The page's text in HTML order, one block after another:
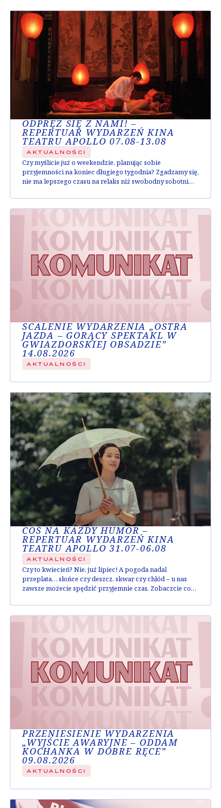
ODPRĘŻ SIĘ Z NAMI! –
REPERTUAR WYDARZEŃ KINA
TEATRU APOLLO 07.08-13.08
AKTUALNOŚCI
Czy myślicie już o weekendzie, planując sobie
przyjemności na koniec długiego tygodnia? Zgadzamy się,
nie ma lepszego czasu na relaks niż swobodny sobotni
spędzić ten czas! U nas w Apollo jest wszystko, czego
możecie potrzebować – zabawne komedie, wzruszające
SCALENIE WYDARZENIA „OSTRA
JAZDA – GORĄCY SPEKTAKL W
GWIAZDORSKIEJ OBSADZIE”
14.08.2026
AKTUALNOŚCI
COŚ NA KAŻDY HUMOR –
REPERTUAR WYDARZEŃ KINA
TEATRU APOLLO 31.07-06.08
AKTUALNOŚCI
Czy to kwiecień? Nie, już lipiec! A pogoda nadal
przeplata… słońce czy deszcz, skwar czy chłód – u nas
zawsze możecie spędzić przyjemnie czas. Zobaczcie co
wrażeń, od komedii do głębokich wzruszeń. Wszystko,
czego dusza zapragnie! Spis treści Teatr każdego dnia Od
PRZENIESIENIE WYDARZENIA
„WYJŚCIE AWARYJNE – ODDAM
KOCHANKA W DOBRE RĘCE”
09.08.2026
AKTUALNOŚCI